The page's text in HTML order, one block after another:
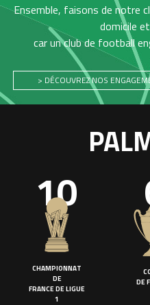
Ensemble, faisons de notre
domicile
car un club de football
> DÉCOUVREZ NOS
10
CHAMPIONNAT
DE
FRANCE DE LIGUE
1
DE